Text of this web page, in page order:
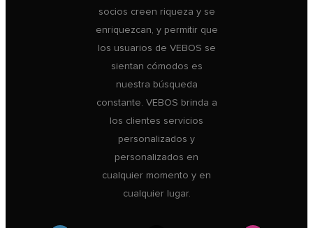
socios creen riqueza y se
enriquezcan, y permitir que
los usuarios de VEBOS se
sientan cómodos es
nuestra búsqueda
constante. VEBOS brinda a
los clientes servicios
personalizados y
personalizados en
cualquier momento y en
cualquier lugar.